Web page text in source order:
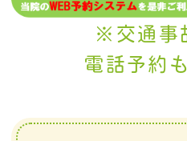
※交通事
電話予約